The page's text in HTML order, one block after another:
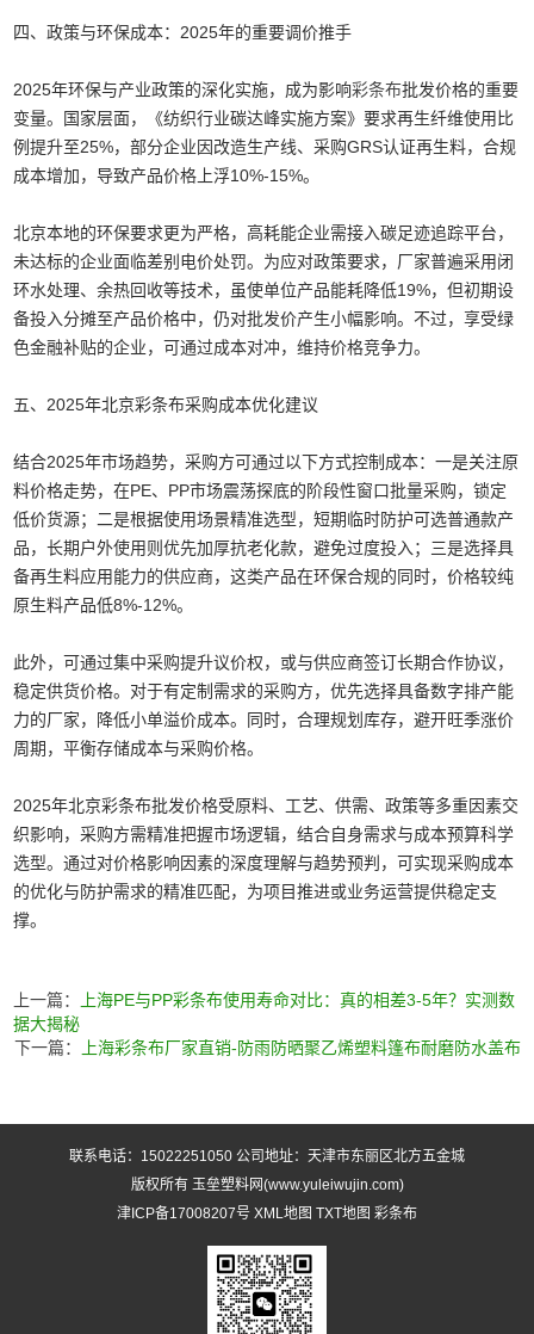
四、政策与环保成本：2025年的重要调价推手
2025年环保与产业政策的深化实施，成为影响彩条布批发价格的重要
变量。国家层面，《纺织行业碳达峰实施方案》要求再生纤维使用比
例提升至25%，部分企业因改造生产线、采购GRS认证再生料，合规
成本增加，导致产品价格上浮10%-15%。
北京本地的环保要求更为严格，高耗能企业需接入碳足迹追踪平台，
未达标的企业面临差别电价处罚。为应对政策要求，厂家普遍采用闭
环水处理、余热回收等技术，虽使单位产品能耗降低19%，但初期设
备投入分摊至产品价格中，仍对批发价产生小幅影响。不过，享受绿
色金融补贴的企业，可通过成本对冲，维持价格竞争力。
五、2025年北京彩条布采购成本优化建议
结合2025年市场趋势，采购方可通过以下方式控制成本：一是关注原
料价格走势，在PE、PP市场震荡探底的阶段性窗口批量采购，锁定
低价货源；二是根据使用场景精准选型，短期临时防护可选普通款产
品，长期户外使用则优先加厚抗老化款，避免过度投入；三是选择具
备再生料应用能力的供应商，这类产品在环保合规的同时，价格较纯
原生料产品低8%-12%。
此外，可通过集中采购提升议价权，或与供应商签订长期合作协议，
稳定供货价格。对于有定制需求的采购方，优先选择具备数字排产能
力的厂家，降低小单溢价成本。同时，合理规划库存，避开旺季涨价
周期，平衡存储成本与采购价格。
2025年北京彩条布批发价格受原料、工艺、供需、政策等多重因素交
织影响，采购方需精准把握市场逻辑，结合自身需求与成本预算科学
选型。通过对价格影响因素的深度理解与趋势预判，可实现采购成本
的优化与防护需求的精准匹配，为项目推进或业务运营提供稳定支
撑。
上一篇：
上海PE与PP彩条布使用寿命对比：真的相差3-5年？实测数
据大揭秘
下一篇：
上海彩条布厂家直销-防雨防晒聚乙烯塑料篷布耐磨防水盖布
联系电话：15022251050 公司地址：天津市东丽区北方五金城
版权所有 玉垒塑料网(www.yuleiwujin.com)
津ICP备17008207号 XML地图 TXT地图 彩条布